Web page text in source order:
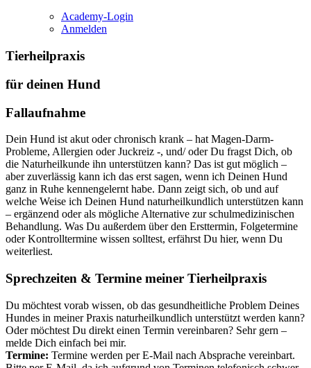
Academy-Login
Anmelden
Tierheilpraxis
für deinen Hund
Fallaufnahme
Dein Hund ist akut oder chronisch krank – hat Magen-Darm-
Probleme, Allergien oder Juckreiz -, und/ oder Du fragst Dich, ob
die Naturheilkunde ihn unterstützen kann? Das ist gut möglich –
aber zuverlässig kann ich das erst sagen, wenn ich Deinen Hund
ganz in Ruhe kennengelernt habe. Dann zeigt sich, ob und auf
welche Weise ich Deinen Hund naturheilkundlich unterstützen kann
– ergänzend oder als mögliche Alternative zur schulmedizinischen
Behandlung. Was Du außerdem über den Ersttermin, Folgetermine
oder Kontrolltermine wissen solltest, erfährst Du hier, wenn Du
weiterliest.
Sprechzeiten & Termine meiner Tierheilpraxis
Du möchtest vorab wissen, ob das gesundheitliche Problem Deines
Hundes in meiner Praxis naturheilkundlich unterstützt werden kann?
Oder möchtest Du direkt einen Termin vereinbaren? Sehr gern –
melde Dich einfach bei mir.
Termine: Termine werden per E-Mail nach Absprache vereinbart.